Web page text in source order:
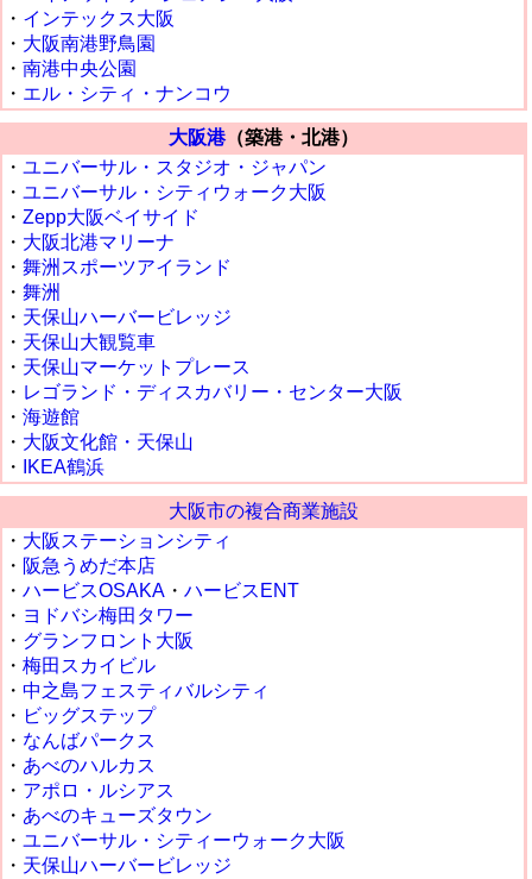
・ インテックス大阪
・ 大阪南港野鳥園
・ 南港中央公園
・ エル・シティ・ナンコウ
大阪港（築港・北港）
・ ユニバーサル・スタジオ・ジャパン
・ ユニバーサル・シティウォーク大阪
・ Zepp大阪ベイサイド
・ 大阪北港マリーナ
・ 舞洲スポーツアイランド
・ 舞洲
・ 天保山ハーバービレッジ
・ 天保山大観覧車
・ 天保山マーケットプレース
・ レゴランド・ディスカバリー・センター大阪
・ 海遊館
・ 大阪文化館・天保山
・
IKEA鶴浜
大阪市の複合商業施設
・ 大阪ステーションシティ
・ 阪急うめだ本店
・ ハービスOSAKA ・ ハービスENT
・ ヨドバシ梅田タワー
・ グランフロント大阪
・ 梅田スカイビル
・ 中之島フェスティバルシティ
・ ビッグステップ
・ なんばパークス
・ あべのハルカス
・ アポロ・ルシアス
・ あべのキューズタウン
・ ユニバーサル・シティーウォーク大阪
・ 天保山ハーバービレッジ